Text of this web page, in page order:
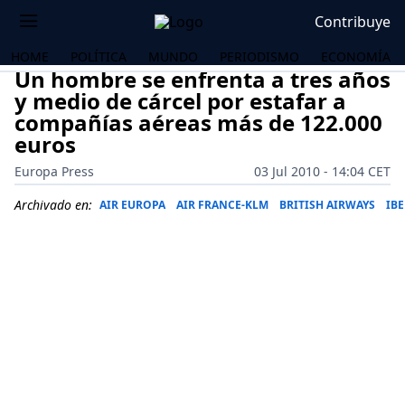
Contribuye
HOME POLÍTICA MUNDO PERIODISMO ECONOMÍA
Un hombre se enfrenta a tres años
y medio de cárcel por estafar a
compañías aéreas más de 122.000
euros
Europa Press
03 Jul 2010 - 14:04 CET
Archivado en: AIR EUROPA AIR FRANCE-KLM BRITISH AIRWAYS